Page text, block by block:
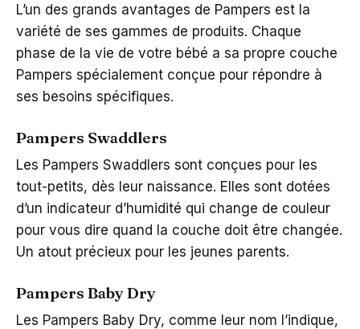
L’un des grands avantages de Pampers est la
variété de ses gammes de produits. Chaque
phase de la vie de votre bébé a sa propre couche
Pampers spécialement conçue pour répondre à
ses besoins spécifiques.
Pampers Swaddlers
Les Pampers Swaddlers sont conçues pour les
tout-petits, dès leur naissance. Elles sont dotées
d’un indicateur d’humidité qui change de couleur
pour vous dire quand la couche doit être changée.
Un atout précieux pour les jeunes parents.
Pampers Baby Dry
Les Pampers Baby Dry, comme leur nom l’indique,